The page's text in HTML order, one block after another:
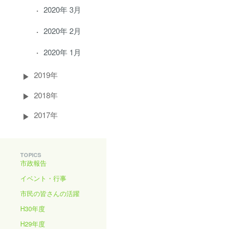
2020年 3月
2020年 2月
2020年 1月
2019年
2018年
2017年
TOPICS
市政報告
イベント・行事
市民の皆さんの活躍
H30年度
H29年度